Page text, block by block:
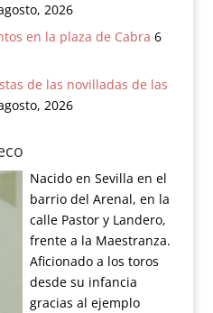
2026
en la plaza de Cabra 6
de las novilladas de las
2026
Nacido en Sevilla en el
barrio del Arenal, en la
calle Pastor y Landero,
frente a la Maestranza.
Aficionado a los toros
desde su infancia
gracias al ejemplo